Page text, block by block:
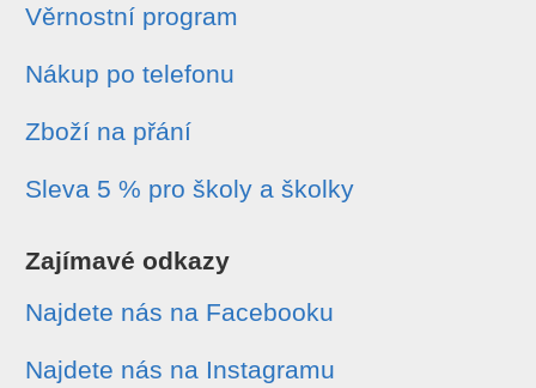
Věrnostní program
Nákup po telefonu
Zboží na přání
Sleva 5 % pro školy a školky
Zajímavé odkazy
Najdete nás na Facebooku
Najdete nás na Instagramu